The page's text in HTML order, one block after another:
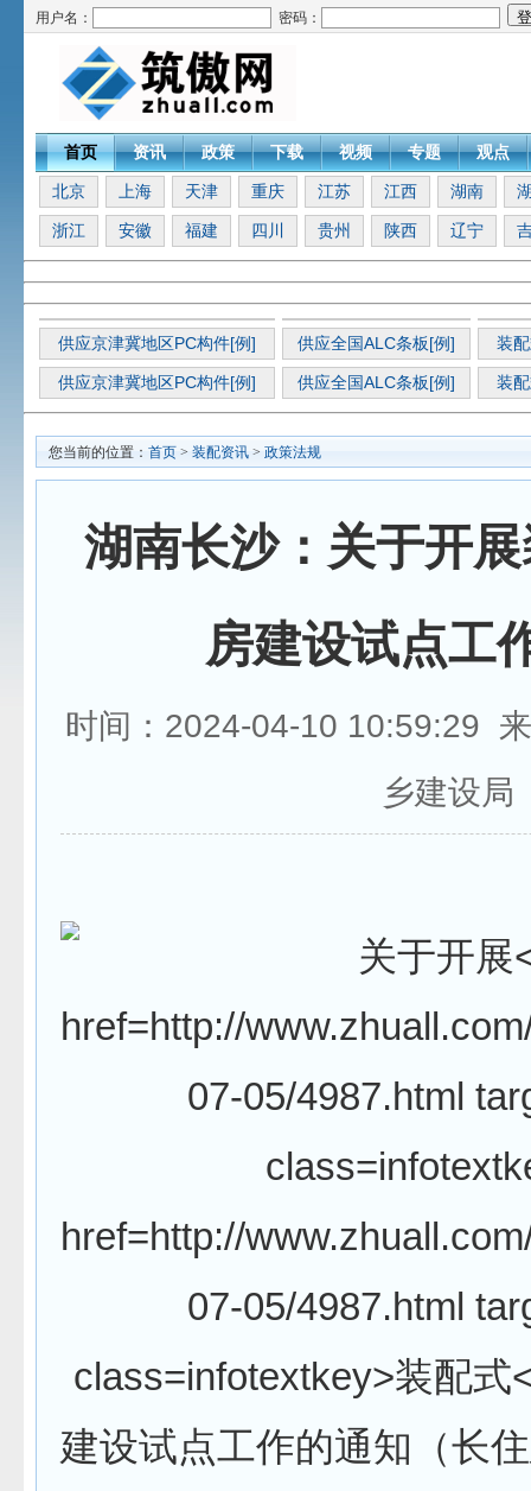
用户名： 密码：
首页 资讯 政策 下载 视频 专题 观点
北京 上海 天津 重庆 江苏 江西 湖南
浙江 安徽 福建 四川 贵州 陕西 辽宁
供应京津冀地区PC构件[例] 供应全国ALC条板[例] 装
供应京津冀地区PC构件[例] 供应全国ALC条板[例] 装
您当前的位置： 首页 > 装配资讯 > 政策法规
湖南长沙：关于开
房建设试点工
时间：2024-04-10 10:59:29
乡建设局